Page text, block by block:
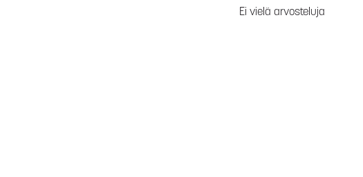
Ei vielä arvosteluja